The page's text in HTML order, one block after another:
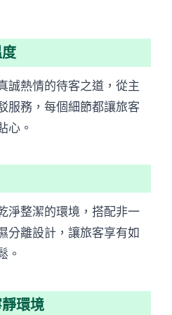
誠熱情的待客之道，從主
服務，每個細節都讓旅客
心。
淨整潔的環境，搭配非一
分離設計，讓旅客享有如
。
環境